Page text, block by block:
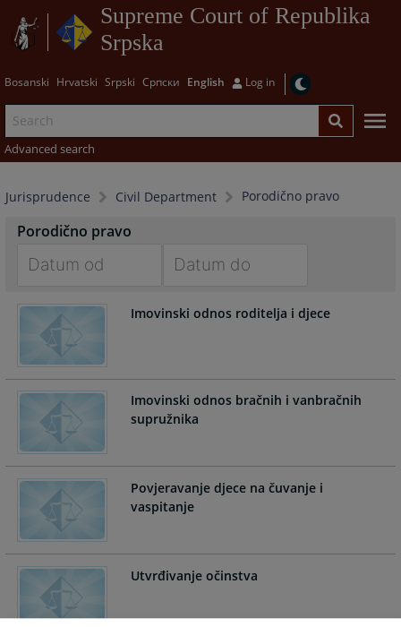
Supreme Court of Republika
Srpska
Bosanski Hrvatski Srpski Српски English Log in
Advanced search
Jurisprudence Civil Department Porodično pravo
Porodično pravo
forward
interact
with
the
calendar
select
a
Press
question
mark
forward
the
calendar
a
date.
Press
question
mark
Imovinski odnos roditelja i djece
Imovinski odnos bračnih i vanbračnih
supružnika
Povjeravanje djece na čuvanje i
vaspitanje
Utvrđivanje očinstva